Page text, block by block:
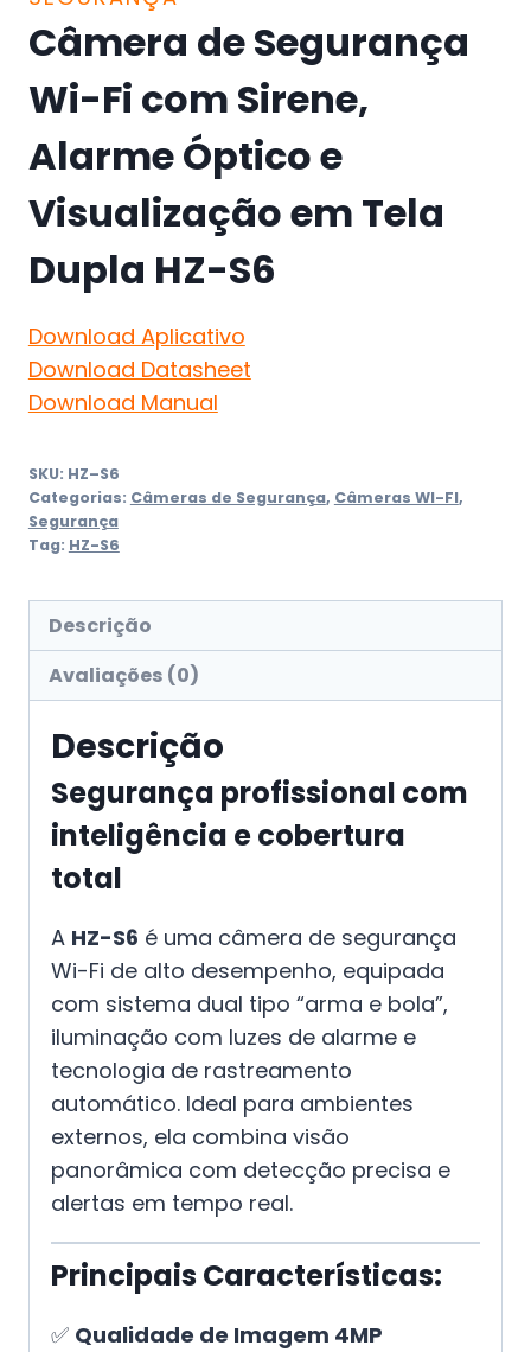
Câmera de Segurança
Wi-Fi com Sirene,
Alarme Óptico e
Visualização em Tela
Dupla HZ-S6
Download Aplicativo
Download Datasheet
Download Manual
SKU: HZ–S6
Categorias: Câmeras de Segurança, Câmeras WI-FI,
Segurança
Tag: HZ-S6
Descrição
Avaliações (0)
Descrição
Segurança profissional com
inteligência e cobertura
total
A HZ-S6 é uma câmera de segurança
Wi-Fi de alto desempenho, equipada
com sistema dual tipo “arma e bola”,
iluminação com luzes de alarme e
tecnologia de rastreamento
automático. Ideal para ambientes
externos, ela combina visão
panorâmica com detecção precisa e
alertas em tempo real.
Principais Características:
✅ Qualidade de Imagem 4MP